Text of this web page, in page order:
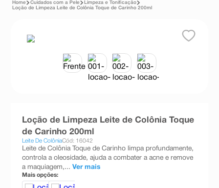
2º dipirona
tadalafila
absorvente
10ºshampoo
Cuidados com a Pele
Limpeza e Tonificação
Loção de Limpeza Leite de Colônia Toque de Carinho 200ml
Loção de Limpeza Leite de Colônia Toque
de Carinho 200ml
Leite De ColôniaCód: 16042
Leite de Colônia Toque de Carinho limpa profundamente,
controla a oleosidade, ajuda a combater a acne e remove
a maquiagem,... Ver mais
Mais opções: